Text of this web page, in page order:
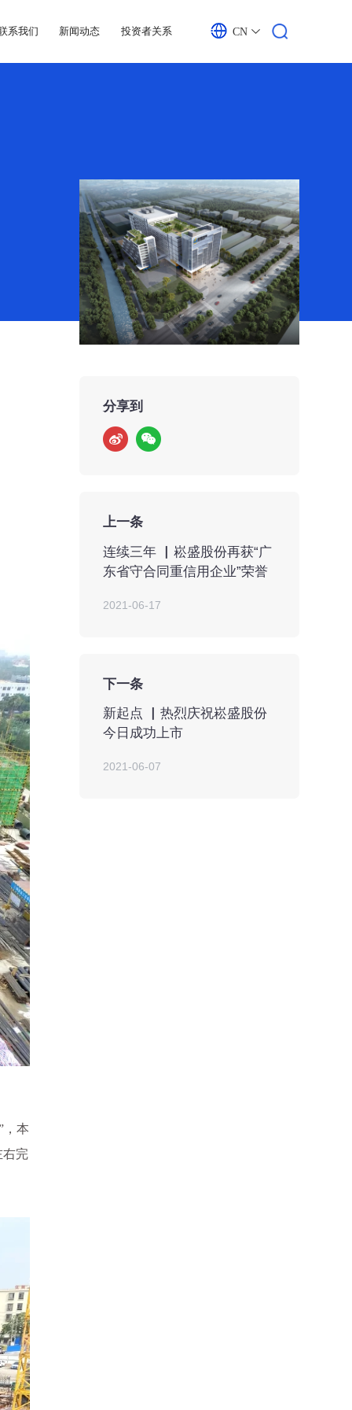
系我们 新闻动态 投资者关系 CN
，本
右完
分享到
上一条
连续三年 ▏崧盛股份再获“广
东省守合同重信用企业”荣誉
2021-06-17
下一条
新起点 ▏热烈庆祝崧盛股份
今日成功上市
2021-06-07